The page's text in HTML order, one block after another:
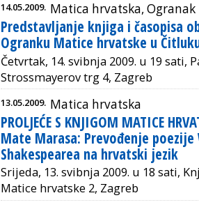
14.05.2009. Matica hrvatska,
Predstavljanje knjiga i časopisa
Ogranku Matice hrvatske u
Četvrtak, 14. svibnja 2009. u 19 sati,
Strossmayerov trg 4, Zagreb
13.05.2009. Matica hrvatska
PROLJEĆE S KNJIGOM MATICE
Mate Marasa: Prevođenje poezije
Shakespearea na hrvatski jezik
Srijeda, 13. svibnja 2009. u 18 sati,
Matice hrvatske 2, Zagreb